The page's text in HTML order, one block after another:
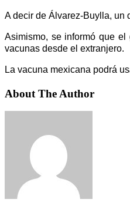
A decir de Álvarez-Buylla, un
Asimismo, se informó que
vacunas desde el extranjero.
La vacuna mexicana podrá
About The Author